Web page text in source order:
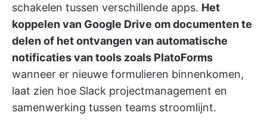
schakelen tussen verschillende apps. Het
koppelen van Google Drive om documenten te
delen of het ontvangen van automatische
notificaties van tools zoals PlatoForms
wanneer er nieuwe formulieren binnenkomen,
laat zien hoe Slack projectmanagement en
samenwerking tussen teams stroomlijnt.